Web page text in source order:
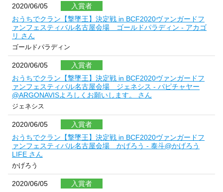
2020/06/05
入賞者
おうちでクラン【撃墜王】決定戦 in BCF2020ヴァンガードフ
ァンフェスティバル名古屋会場 ゴールドパラディン - アカゴ
リ さん
ゴールドパラディン
2020/06/05
入賞者
おうちでクラン【撃墜王】決定戦 in BCF2020ヴァンガードフ
ァンフェスティバル名古屋会場 ジェネシス - パピチャヤー
@ARGONAVISよろしくお願いします。 さん
ジェネシス
2020/06/05
入賞者
おうちでクラン【撃墜王】決定戦 in BCF2020ヴァンガードフ
ァンフェスティバル名古屋会場 かげろう - 泰斗@かげろう
LIFE さん
かげろう
2020/06/05
入賞者